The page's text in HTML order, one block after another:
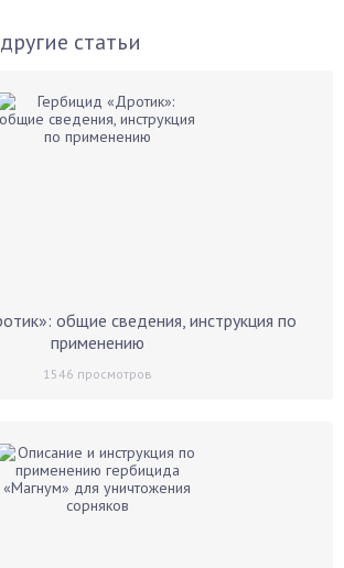
статьи
общие сведения, инструкция по
применению
1546 просмотров